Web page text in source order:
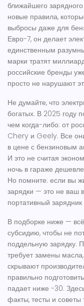
ближайшего зарядного
новые правила,
выбросы даже для
Евро-7, он делает
единственным
марки тратят
российские бренды
просто не нарушают
Не думайте, что
богатых. В 2025 году
чем когда-либо: от
Chery и Geely. Все
в цене с бензиновым
И это не считая
ночь в гараже
Но помните: если вы
зарядки — это не ваш
портативный
В подборке ниже —
субсидию, чтобы не
поддельную зарядку.
требует замены
скрывают
правильно
падает ниже -30.
факты, тесты и советы